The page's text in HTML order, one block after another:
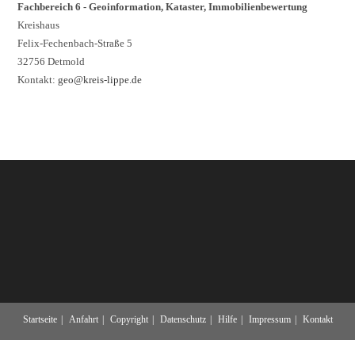
Fachbereich 6 - Geoinformation, Kataster, Immobilienbewertung
Kreishaus
Felix-Fechenbach-Straße 5
32756 Detmold
Kontakt:geo@kreis-lippe.de
Startseite Anfahrt Copyright Datenschutz Hilfe Impressum Kontakt